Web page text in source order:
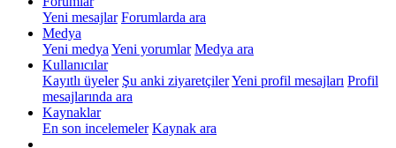
Yeni mesajlar Forumlarda ara
Medya
Yeni medya Yeni yorumlar Medya ara
Kullanıcılar
Kayıtlı üyeler Şu anki ziyaretçilerYeni profil mesajları Profil
mesajlarında ara
Kaynaklar
En son incelemeler Kaynak ara